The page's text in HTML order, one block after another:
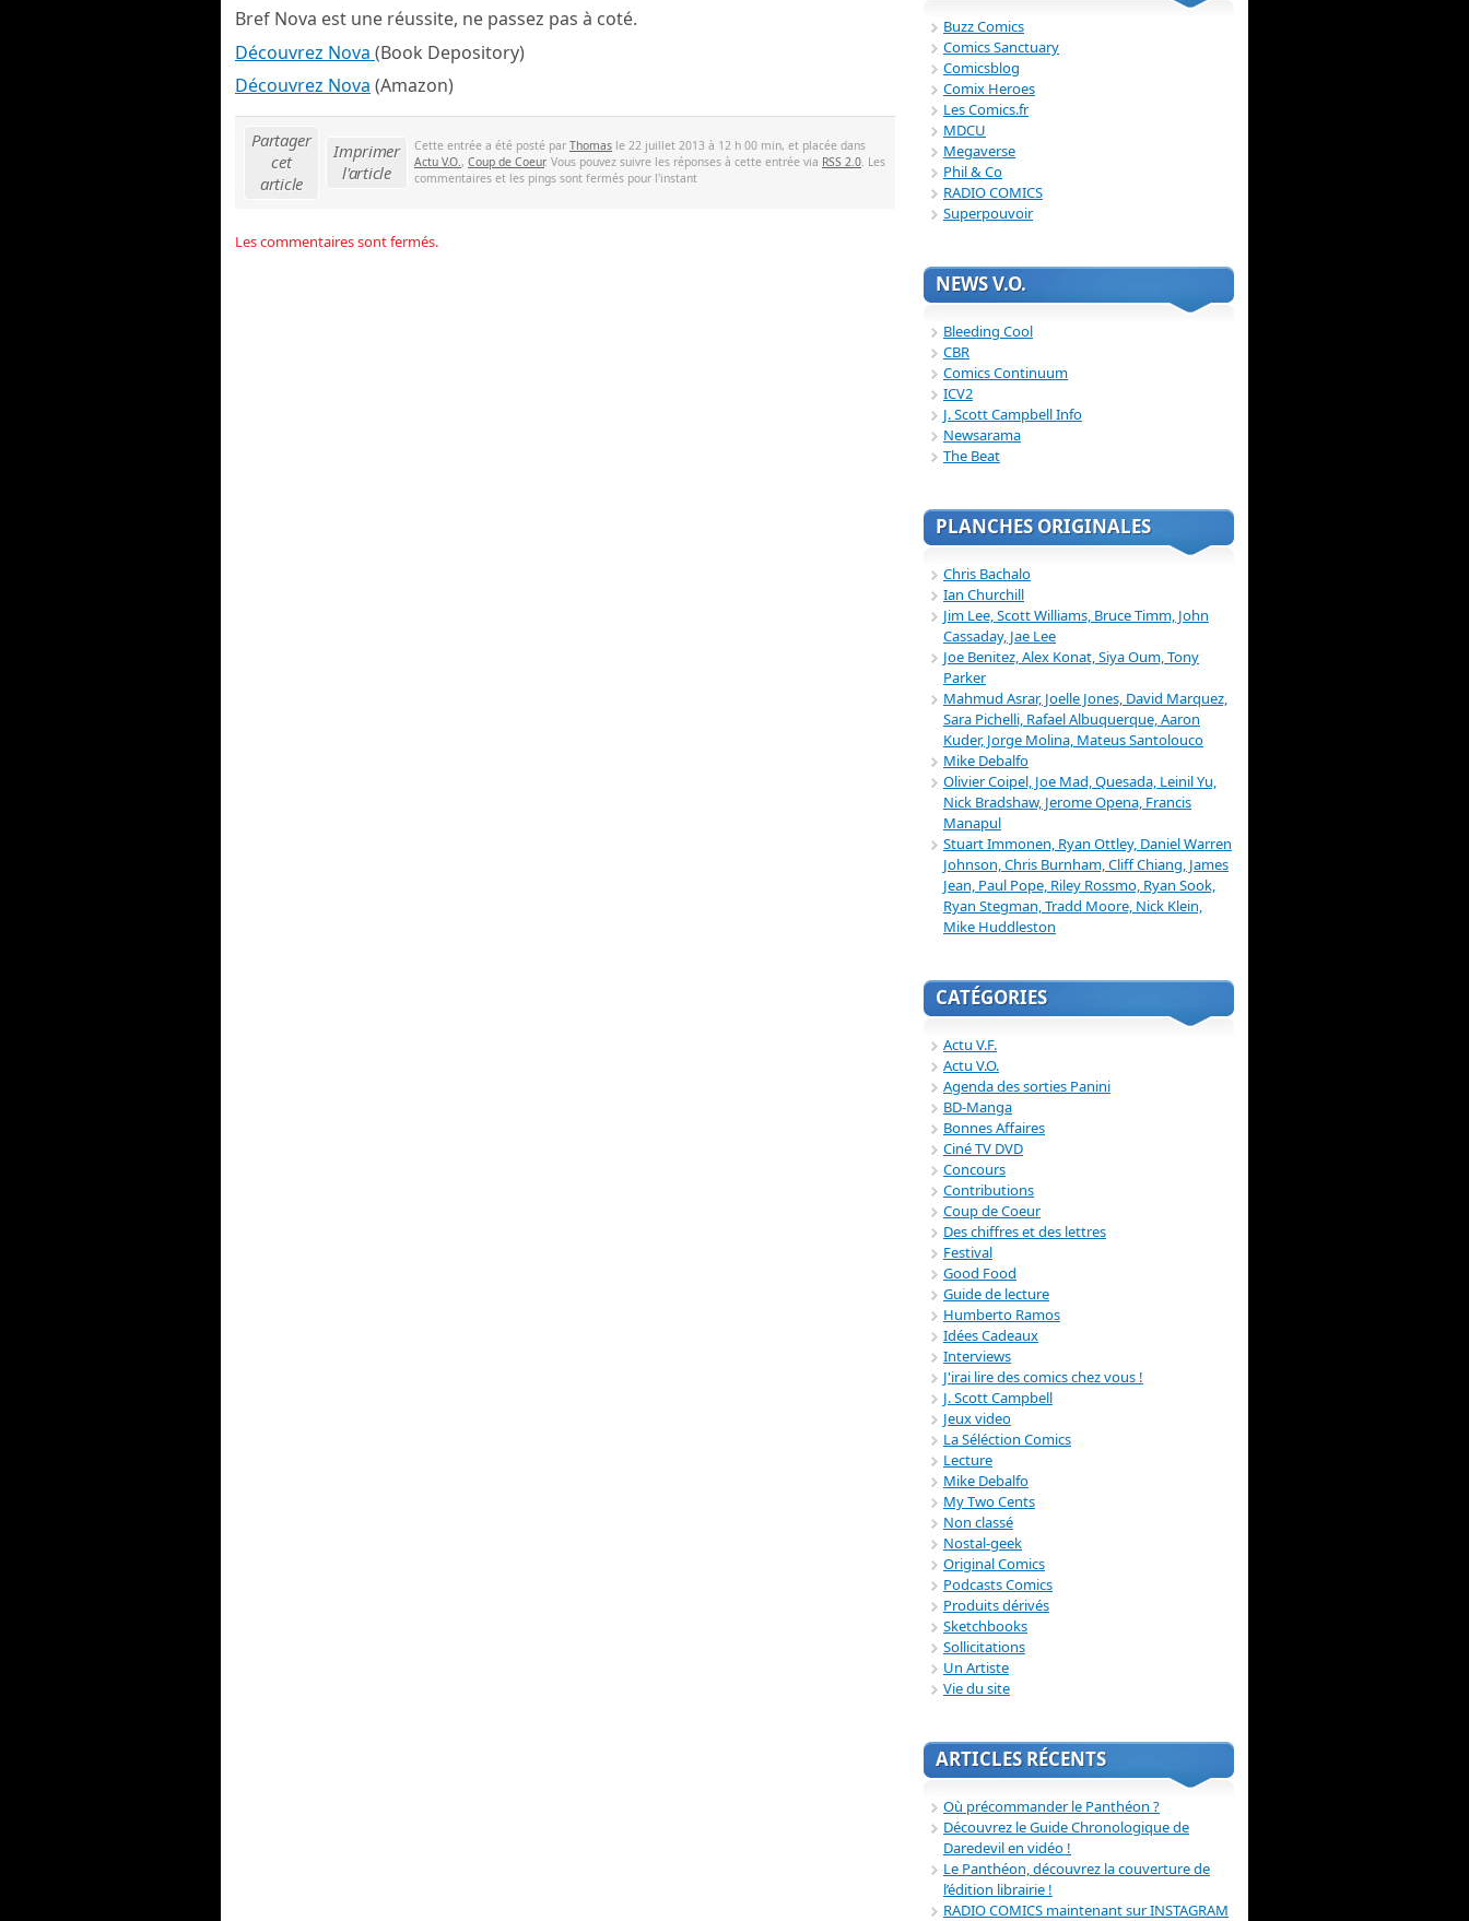
Bref Nova est une réussite, ne passez pas à coté.
Découvrez Nova (Book Depository)
Découvrez Nova (Amazon)
Partager
cet
article
Imprimer
l'article
Cette entrée a été posté par Thomas le 22 juillet 2013 à 12 h 00 min, et placée dans
Actu V.O., Coup de Coeur. Vous pouvez suivre les réponses à cette entrée via RSS 2.0. Les
commentaires et les pings sont fermés pour l'instant
Les commentaires sont fermés.
Buzz Comics
Comics Sanctuary
Comicsblog
Comix Heroes
Les Comics.fr
MDCU
Megaverse
Phil & Co
RADIO COMICS
Superpouvoir
NEWS V.O.
Bleeding Cool
CBR
Comics Continuum
ICV2
J. Scott Campbell Info
Newsarama
The Beat
PLANCHES ORIGINALES
Chris Bachalo
Ian Churchill
Jim Lee, Scott Williams, Bruce Timm, John
Cassaday, Jae Lee
Joe Benitez, Alex Konat, Siya Oum, Tony
Parker
Mahmud Asrar, Joelle Jones, David Marquez,
Sara Pichelli, Rafael Albuquerque, Aaron
Kuder, Jorge Molina, Mateus Santolouco
Mike Debalfo
Olivier Coipel, Joe Mad, Quesada, Leinil Yu,
Nick Bradshaw, Jerome Opena, Francis
Manapul
Stuart Immonen, Ryan Ottley, Daniel Warren
Johnson, Chris Burnham, Cliff Chiang, James
Jean, Paul Pope, Riley Rossmo, Ryan Sook,
Ryan Stegman, Tradd Moore, Nick Klein,
Mike Huddleston
CATÉGORIES
Actu V.F.
Actu V.O.
Agenda des sorties Panini
BD-Manga
Bonnes Affaires
Ciné TV DVD
Concours
Contributions
Coup de Coeur
Des chiffres et des lettres
Festival
Good Food
Guide de lecture
Humberto Ramos
Idées Cadeaux
Interviews
J'irai lire des comics chez vous !
J. Scott Campbell
Jeux video
La Séléction Comics
Lecture
Mike Debalfo
My Two Cents
Non classé
Nostal-geek
Original Comics
Podcasts Comics
Produits dérivés
Sketchbooks
Sollicitations
Un Artiste
Vie du site
ARTICLES RÉCENTS
Où précommander le Panthéon ?
Découvrez le Guide Chronologique de
Daredevil en vidéo !
Le Panthéon, découvrez la couverture de
l’édition librairie !
RADIO COMICS maintenant sur INSTAGRAM